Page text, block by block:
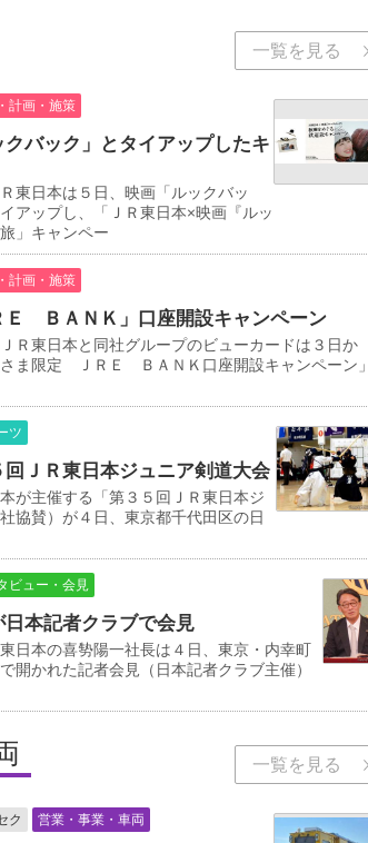
一覧を見る
計画・施策
バック」とタイアップしたキ
東日本は５日、映画「ルックバッ
アップし、「ＪＲ東日本×映画『ルッ
」キャンペー
計画・施策
ＢＡＮＫ」口座開設キャンペーン
Ｒ東日本と同社グループのビューカードは３日か
ま限定 ＪＲＥ ＢＡＮＫ口座開設キャンペーン」
ツ
ＪＲ東日本ジュニア剣道大会
が主催する「第３５回ＪＲ東日本ジ
協賛）が４日、東京都千代田区の日
ビュー・会見
本記者クラブで会見
日本の喜㔟陽一社長は４日、東京・内幸町
開かれた記者会見（日本記者クラブ主催）
一覧を見る
ク 営業・事業・車両